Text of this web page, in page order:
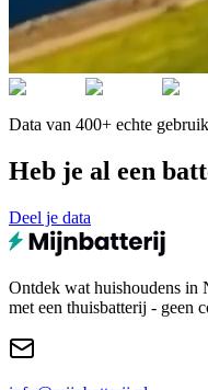
Data van 400+ echte
Heb je al een
Deel je data
Ontdek wat huishoudens in
met een thuisbatterij - geen